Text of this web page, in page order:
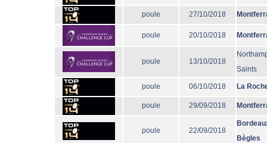
poule 27/10/2018
poule 20/10/2018
poule 13/10/2018
Saints
poule 06/10/2018 La
poule 29/09/2018
poule 22/09/2018
Bègles